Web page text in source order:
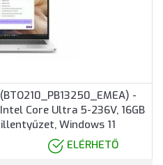
-
Core Ultra 5-236V, 16GB
Windows 11
Alumínium színben
ELÉRHETŐ